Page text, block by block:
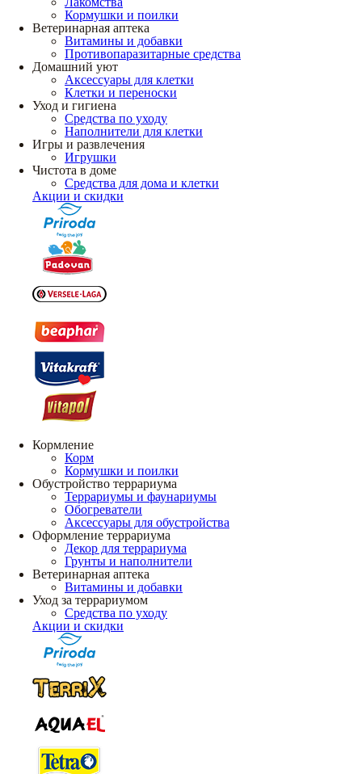
Кормушки и поилки
Ветеринарная аптека
Витамины и добавки
Противопаразитарные средства
Домашний уют
Аксессуары для клетки
Клетки и переноски
Уход и гигиена
Средства по уходу
Наполнители для клетки
Игры и развлечения
Игрушки
Чистота в доме
Средства для дома и клетки
Акции и скидки
Кормление
Корм
Кормушки и поилки
Обустройство террариума
Террариумы и фаунариумы
Обогреватели
Аксессуары для обустройства
Оформление террариума
Декор для террариума
Грунты и наполнители
Ветеринарная аптека
Витамины и добавки
Уход за террариумом
Средства по уходу
Акции и скидки